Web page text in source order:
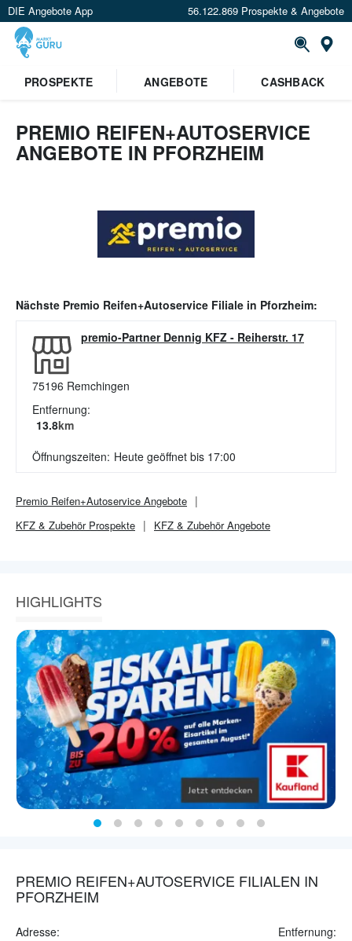
DIE Angebote App 56.122.869 Prospekte & Angebote
PROSPEKTE
ANGEBOTE CASHBACK
PREMIO REIFEN+AUTOSERVICE
ANGEBOTE IN PFORZHEIM
Nächste Premio Reifen+Autoservice Filiale in Pforzheim:
premio-Partner Dennig KFZ - Reiherstr. 17
75196 Remchingen
Entfernung:
13.8km
Öffnungszeiten: Heute geöffnet bis 17:00
Premio Reifen+Autoservice Angebote
KFZ & ZubehörProspekte KFZ & ZubehörAngebote
HIGHLIGHTS
PREMIO REIFEN+AUTOSERVICE FILIALEN IN
PFORZHEIM
Adresse: Entfernung: